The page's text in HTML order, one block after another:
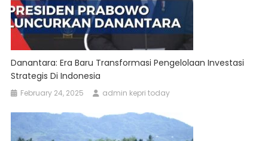
Danantara: Era Baru Transformasi Pengelolaan Investasi
Strategis Di Indonesia
February 24, 2025 admin kepri today